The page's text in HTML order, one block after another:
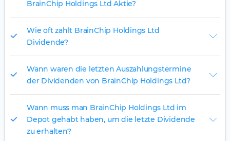
BrainChip Holdings Ltd Aktie?
Wie oft zahlt BrainChip Holdings Ltd
Dividende?
Wann waren die letzten Auszahlungstermine
der Dividenden von BrainChip Holdings Ltd?
Wann muss man BrainChip Holdings Ltd im
Depot gehabt haben, um die letzte Dividende
zu erhalten?